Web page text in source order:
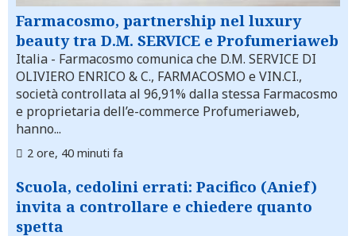
Farmacosmo, partnership nel luxury
beauty tra D.M. SERVICE e Profumeriaweb
Italia - Farmacosmo comunica che D.M. SERVICE DI
OLIVIERO ENRICO & C., FARMACOSMO e VIN.CI.,
società controllata al 96,91% dalla stessa Farmacosmo
e proprietaria dell’e-commerce Profumeriaweb,
hanno...
2 ore, 40 minuti fa
Scuola, cedolini errati: Pacifico (Anief)
invita a controllare e chiedere quanto
spetta